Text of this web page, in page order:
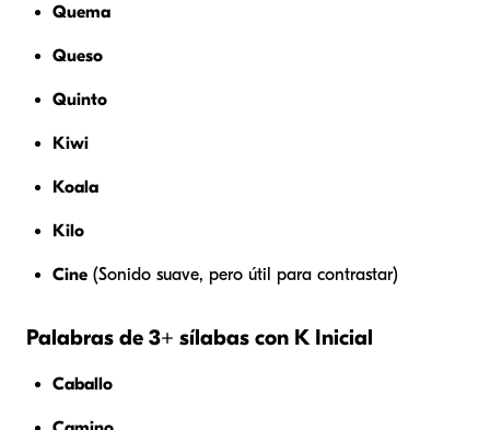
Quema
Queso
Quinto
Kiwi
Koala
Kilo
Cine (Sonido suave, pero útil para contrastar)
Palabras de 3+ sílabas con K Inicial
Caballo